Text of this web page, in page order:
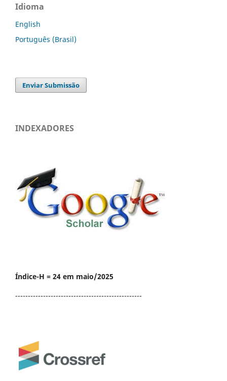
Idioma
English
Português (Brasil)
Enviar Submissão
INDEXADORES
Índice-H = 24 em maio/2025
--------------------------------------------------